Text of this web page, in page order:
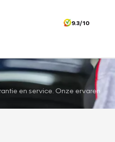
9.3/10
en service. Onze ervaren